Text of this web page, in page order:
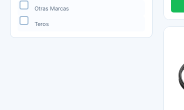
Otras Marcas
Teros